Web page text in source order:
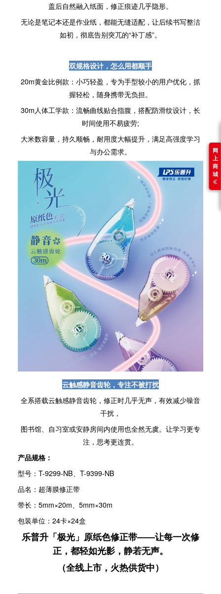
盖后自然融入纸面，修正痕迹几乎隐形。
无论是笔记本还是作业纸，都能无缝适配，让后续书写整洁
如初，彻底告别突兀的“补丁感”。
双规格设计，怎么用都顺手
20m黄金比例款：小巧轻盈，专为手型较小的用户优化，抓
握轻松，随身携带无负担。
30m人体工学款：流畅曲线贴合指腹，搭配防滑纹设计，长
时间使用不易疲劳;
大米数容量，持久顺畅，耐用度大幅提升，满足高强度学习
与办公需求。
云触感静音齿轮，专注不被打扰
全系搭载云触感静音齿轮，修正时几乎无声，有效减少噪音
干扰，
图书馆、自习室或安静房间内使用也全然无虞。让学习更专
注，思考更连贯。
产品规格：
型号：T-9299-NB、T-9399-NB
品名：超薄膜修正带
带长：5mm×20m、5mm×30m
包装单位：24卡×24盒
乐普升「极光」原纸色修正带——让每一次修
正，都轻如光影，静若无声。
（全线上市，火热供货中）
网
上
商
城